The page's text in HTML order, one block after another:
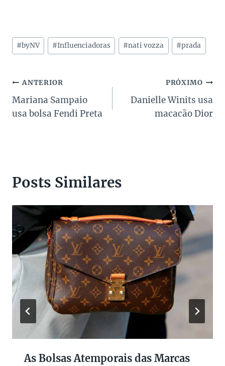
Tags
do
#byNV #Influenciadoras #nati vozza #prada
Navegação
de
ANTERIOR
Mariana Sampaio
usa bolsa Fendi Preta
PRÓXIMO
Danielle Winits usa
macacão Dior
Posts Similares
As Bolsas Atemporais das Marcas